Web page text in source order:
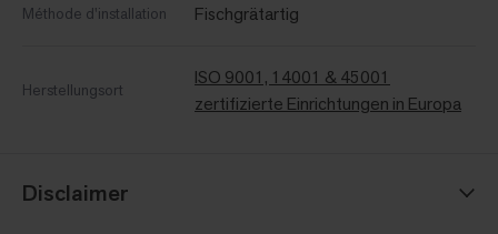
Méthode d'installation Fischgrätartig
Herstellungsort
ISO 9001, 14001 & 45001
zertifizierte Einrichtungen in Europa
Disclaimer